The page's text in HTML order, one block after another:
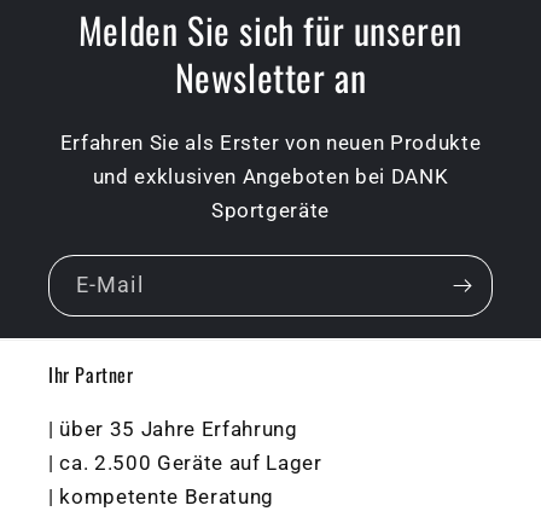
Melden Sie sich für unseren
Newsletter an
Erfahren Sie als Erster von neuen Produkte
und exklusiven Angeboten bei DANK
Sportgeräte
E-Mail
Ihr Partner
| über 35 Jahre Erfahrung
| ca. 2.500 Geräte auf Lager
| kompetente Beratung